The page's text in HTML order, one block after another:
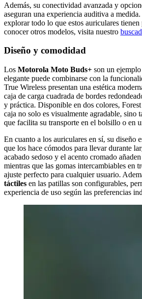
Además, su conectividad avanzada y
aseguran una experiencia auditiva a
explorar todo lo que estos auriculares
conocer otros modelos, visita nuestro
Diseño y comodidad
Los Motorola Moto Buds+ son un
elegante puede combinarse con la
True Wireless presentan una estética
caja de carga cuadrada de bordes
y práctica. Disponible en dos colores,
caja no solo es visualmente agradable, sino
que facilita su transporte en el bolsillo o en
En cuanto a los auriculares en sí, su diseño
que los hace cómodos para llevar durante
acabado sedoso y el acento cromado
mientras que las gomas intercambiables en
ajuste perfecto para cualquier usuario.
táctiles en las patillas son configurables,
experiencia de uso según las preferencias